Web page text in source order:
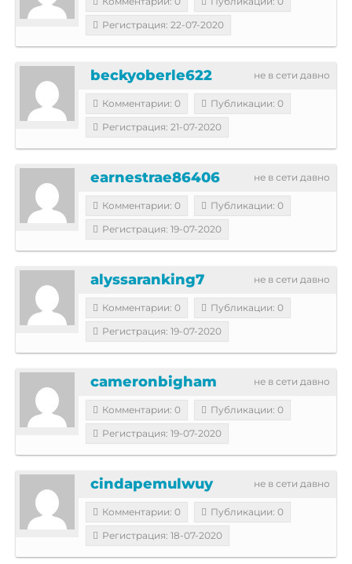
Регистрация: 22-07-2020
не в сети давно
beckyoberle622
Комментарии: 0
Публикации: 0
Регистрация: 21-07-2020
не в сети давно
earnestrae86406
Комментарии: 0
Публикации: 0
Регистрация: 19-07-2020
не в сети давно
alyssaranking7
Комментарии: 0
Публикации: 0
Регистрация: 19-07-2020
не в сети давно
cameronbigham
Комментарии: 0
Публикации: 0
Регистрация: 19-07-2020
не в сети давно
cindapemulwuy
Комментарии: 0
Публикации: 0
Регистрация: 18-07-2020